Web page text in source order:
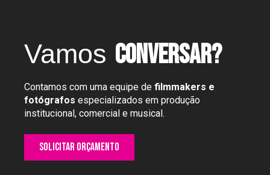
Vamos conversar?
Contamos com uma equipe de filmmakers e
fotógrafos especializados em produção
institucional, comercial e musical.
Solicitar orçamento